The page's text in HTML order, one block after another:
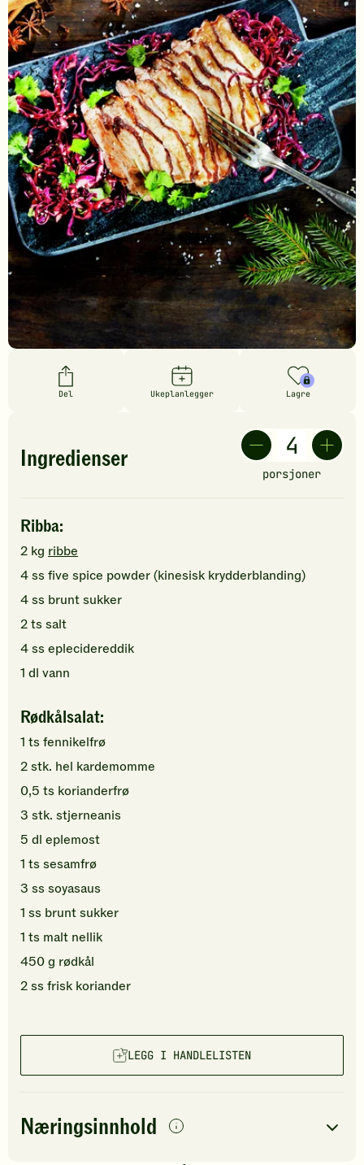
Del Ukeplanlegger Lagre
Ingredienser
porsjoner
Ribba:
2 kg ribbe
4ss five spice powder (kinesisk krydderblanding)
4ss brunt sukker
2ts salt
4ss eplecidereddik
1 dl vann
Rødkålsalat:
1 ts fennikelfrø
2stk. hel kardemomme
0,5 ts korianderfrø
3 stk. stjerneanis
5 dl eplemost
1 ts sesamfrø
3 ss soyasaus
1 ss brunt sukker
1 ts malt nellik
450g rødkål
2ss frisk koriander
LEGG I HANDLELISTEN
Næringsinnhold